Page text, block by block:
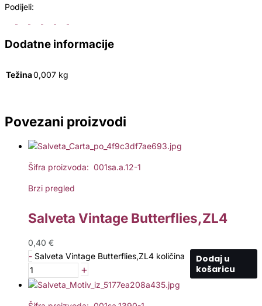
Podijeli:
Dodatne informacije
Težina0,007 kg
Povezani proizvodi
Šifra proizvoda: 001sa.a.12-1
Brzi pregled
Salveta Vintage Butterflies,ZL4
0,40 €
- Salveta Vintage Butterflies,ZL4 količina
+
Dodaj u
košaricu